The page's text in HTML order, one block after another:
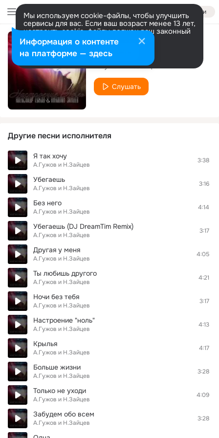
Войти
Мы используем cookie-файлы, чтобы улучшить
сервисы для вас. Если ваш возраст менее 13 лет,
настроить cookie-файлы должен ваш законный
представитель. Больше информации
Разрешить все Настроить
Что ты наделала
А.Гужов и Н.Зайцев
Слушать
Другие песни исполнителя
Я так хочу
А.Гужов и Н.Зайцев
3:38
Убегаешь
А.Гужов и Н.Зайцев
3:16
Без него
А.Гужов и Н.Зайцев
4:14
Убегаешь (DJ DreamTim Remix)
А.Гужов и Н.Зайцев
3:17
Другая у меня
А.Гужов и Н.Зайцев
4:05
Ты любишь другого
А.Гужов и Н.Зайцев
4:21
Ночи без тебя
А.Гужов и Н.Зайцев
3:17
Настроение "ноль"
А.Гужов и Н.Зайцев
4:13
Крылья
А.Гужов и Н.Зайцев
4:17
Больше жизни
А.Гужов и Н.Зайцев
3:28
Только не уходи
А.Гужов и Н.Зайцев
4:09
Забудем обо всем
А.Гужов и Н.Зайцев
3:28
Информация о контенте
на платформе — здесь